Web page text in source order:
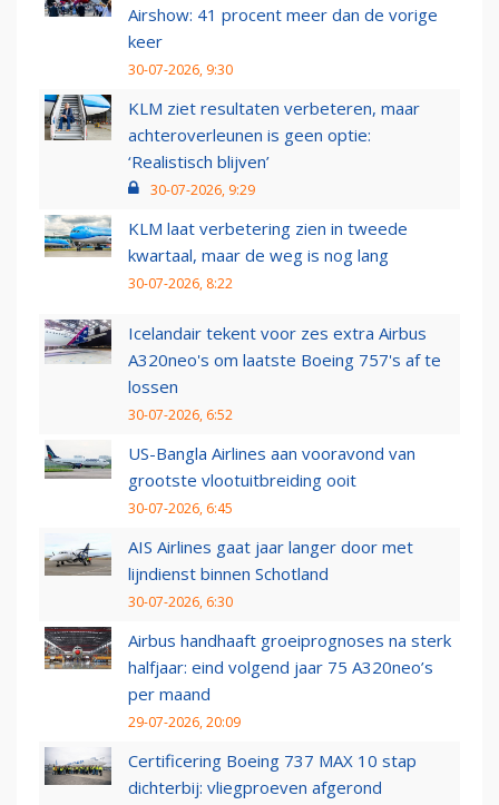
Airshow: 41 procent meer dan de vorige
keer
30-07-2026, 9:30
KLM ziet resultaten verbeteren, maar
achteroverleunen is geen optie:
‘Realistisch blijven’
30-07-2026, 9:29
KLM laat verbetering zien in tweede
kwartaal, maar de weg is nog lang
30-07-2026, 8:22
Icelandair tekent voor zes extra Airbus
A320neo's om laatste Boeing 757's af te
lossen
30-07-2026, 6:52
US-Bangla Airlines aan vooravond van
grootste vlootuitbreiding ooit
30-07-2026, 6:45
AIS Airlines gaat jaar langer door met
lijndienst binnen Schotland
30-07-2026, 6:30
Airbus handhaaft groeiprognoses na sterk
halfjaar: eind volgend jaar 75 A320neo’s
per maand
29-07-2026, 20:09
Certificering Boeing 737 MAX 10 stap
dichterbij: vliegproeven afgerond